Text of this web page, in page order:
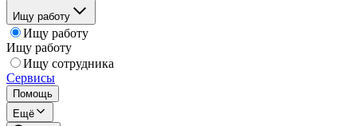
Ищу работу
Ищу работу
Ищу работу
Ищу сотрудника
Сервисы
Помощь
Ещё